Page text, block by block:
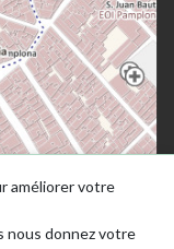
améliorer votre
nous donnez votre